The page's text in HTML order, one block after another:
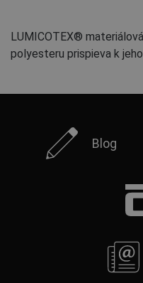
LUMICOTEX®
polyesteru prispieva k
Blog